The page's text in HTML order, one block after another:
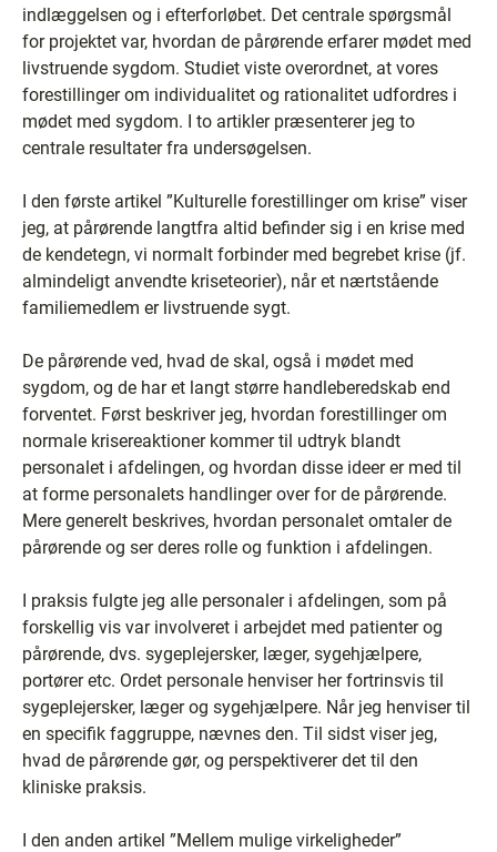
indlæggelsen og i efterforløbet. Det centrale spørgsmål
for projektet var, hvordan de pårørende erfarer mødet med
livstruende sygdom. Studiet viste overordnet, at vores
forestillinger om individualitet og rationalitet udfordres i
mødet med sygdom. I to artikler præsenterer jeg to
centrale resultater fra undersøgelsen.
I den første artikel ”Kulturelle forestillinger om krise” viser
jeg, at pårørende langtfra altid befinder sig i en krise med
de kendetegn, vi normalt forbinder med begrebet krise (jf.
almindeligt anvendte kriseteorier), når et nærtstående
familiemedlem er livstruende sygt.
De pårørende ved, hvad de skal, også i mødet med
sygdom, og de har et langt større handleberedskab end
forventet. Først beskriver jeg, hvordan forestillinger om
normale krisereaktioner kommer til udtryk blandt
personalet i afdelingen, og hvordan disse ideer er med til
at forme personalets handlinger over for de pårørende.
Mere generelt beskrives, hvordan personalet omtaler de
pårørende og ser deres rolle og funktion i afdelingen.
I praksis fulgte jeg alle personaler i afdelingen, som på
forskellig vis var involveret i arbejdet med patienter og
pårørende, dvs. sygeplejersker, læger, sygehjælpere,
portører etc. Ordet personale henviser her fortrinsvis til
sygeplejersker, læger og sygehjælpere. Når jeg henviser til
en specifik faggruppe, nævnes den. Til sidst viser jeg,
hvad de pårørende gør, og perspektiverer det til den
kliniske praksis.
I den anden artikel ”Mellem mulige virkeligheder”